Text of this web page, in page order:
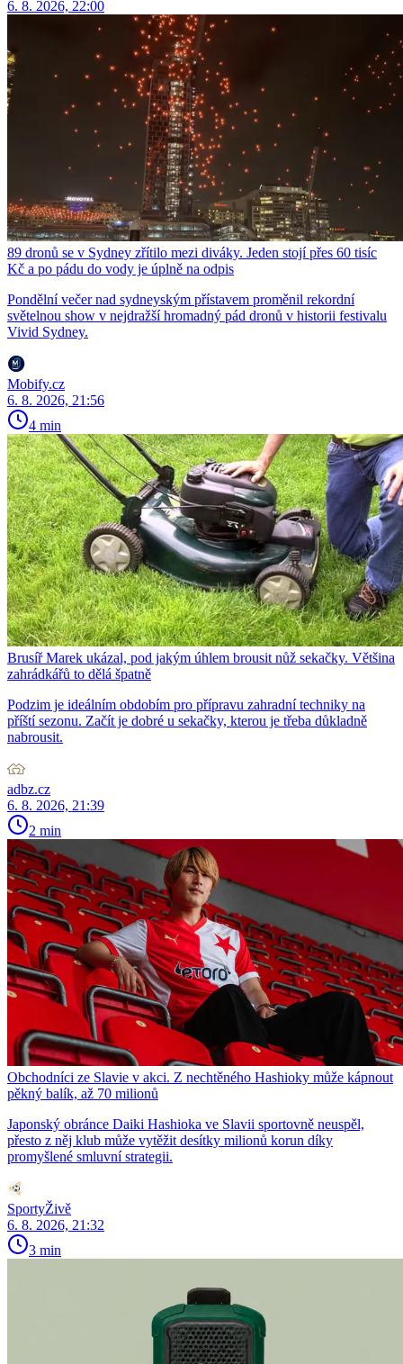
6. 8. 2026, 22:00
89 dronů se v Sydney zřítilo mezi diváky. Jeden stojí přes 60 tisíc
Kč a po pádu do vody je úplně na odpis
Pondělní večer nad sydneyským přístavem proměnil rekordní
světelnou show v nejdražší hromadný pád dronů v historii festivalu
Vivid Sydney.
Mobify.cz
6. 8. 2026, 21:56
4 min
Brusíř Marek ukázal, pod jakým úhlem brousit nůž sekačky. Většina
zahrádkářů to dělá špatně
Podzim je ideálním obdobím pro přípravu zahradní techniky na
příští sezonu. Začít je dobré u sekačky, kterou je třeba důkladně
nabrousit.
adbz.cz
6. 8. 2026, 21:39
2 min
Obchodníci ze Slavie v akci. Z nechtěného Hashioky může kápnout
pěkný balík, až 70 milionů
Japonský obránce Daiki Hashioka ve Slavii sportovně neuspěl,
přesto z něj klub může vytěžit desítky milionů korun díky
promyšlené smluvní strategii.
SportyŽivě
6. 8. 2026, 21:32
3 min